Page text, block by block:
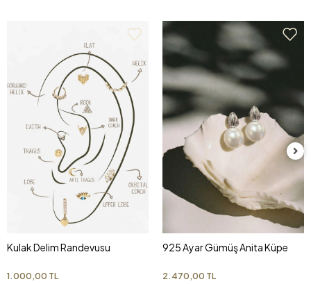
Kulak Delim Randevusu
1.000,00 TL
925 Ayar Gümüş Anita Küpe
2.470,00 TL